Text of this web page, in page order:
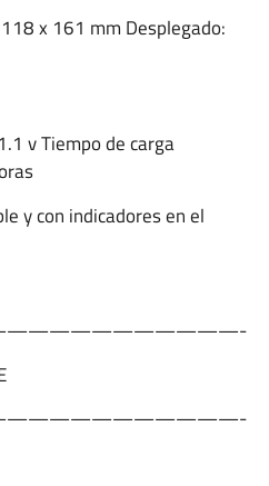
x 161 mm Desplegado:
v Tiempo de carga
y con indicadores en el